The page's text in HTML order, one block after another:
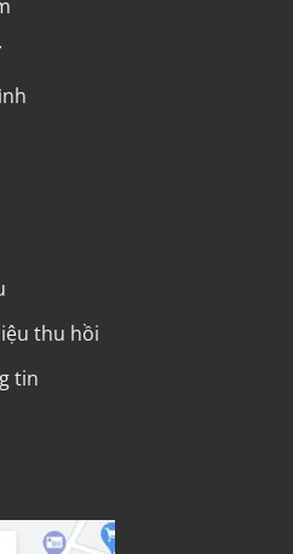
thu hồi
tin